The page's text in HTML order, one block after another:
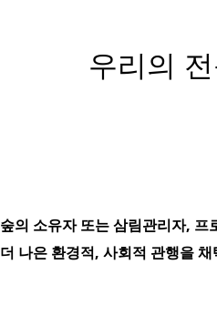
우리의
숲의 소유자 또는 삼림관리자, 프
더 나은 환경적, 사회적 관행을